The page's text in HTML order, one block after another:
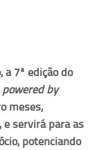
7ª edição do
powered by
meses,
e servirá para as
potenciando